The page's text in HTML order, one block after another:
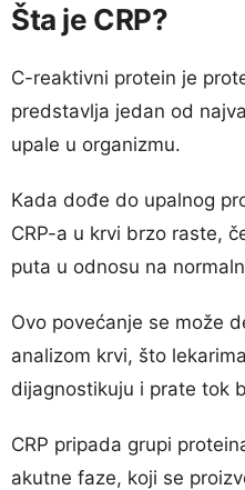
Šta je CRP?
C-reaktivni protein je
predstavlja jedan od
upale u organizmu.
Kada dođe do upalnog
CRP-a u krvi brzo raste,
puta u odnosu na
Ovo povećanje se može
analizom krvi, što
dijagnostikuju i prate tok
CRP pripada grupi
akutne faze, koji se